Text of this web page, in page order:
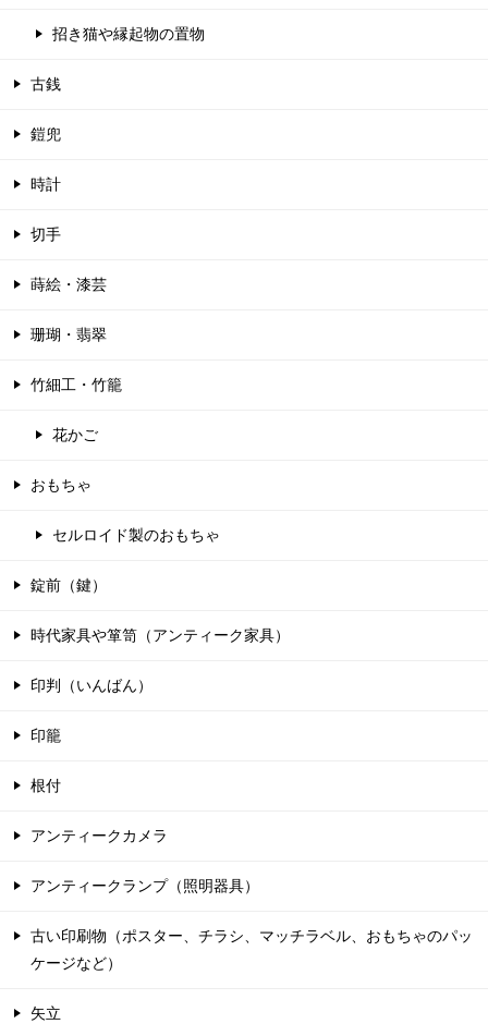
招き猫や縁起物の置物
古銭
鎧兜
時計
切手
蒔絵・漆芸
珊瑚・翡翠
竹細工・竹籠
花かご
おもちゃ
セルロイド製のおもちゃ
錠前（鍵）
時代家具や箪笥（アンティーク家具）
印判（いんばん）
印籠
根付
アンティークカメラ
アンティークランプ（照明器具）
古い印刷物（ポスター、チラシ、マッチラベル、おもちゃのパッ
ケージなど）
矢立